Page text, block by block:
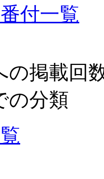
付一覧
の掲載回
の分類